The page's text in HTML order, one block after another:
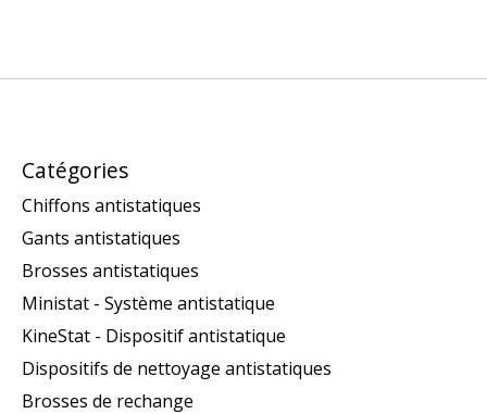
Catégories
Chiffons antistatiques
Gants antistatiques
Brosses antistatiques
Ministat - Système antistatique
KineStat - Dispositif antistatique
Dispositifs de nettoyage antistatiques
Brosses de rechange